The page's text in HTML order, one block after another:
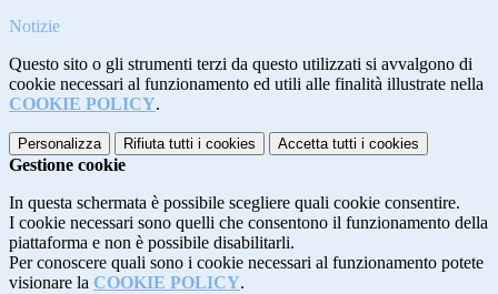
Notizie
Questo sito o gli strumenti terzi da questo utilizzati si avvalgono di
cookie necessari al funzionamento ed utili alle finalità illustrate nella
COOKIE POLICY.
Personalizza Rifiuta tutti i cookies Accetta tutti i cookies
Gestione cookie
In questa schermata è possibile scegliere quali cookie consentire.
I cookie necessari sono quelli che consentono il funzionamento della
piattaforma e non è possibile disabilitarli.
Per conoscere quali sono i cookie necessari al funzionamento potete
visionare la COOKIE POLICY.